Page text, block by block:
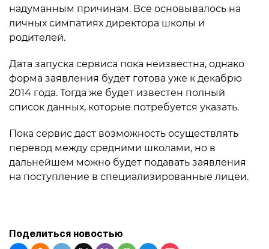
надуманным причинам. Все основывалось на
личных симпатиях директора школы и
родителей.
Дата запуска сервиса пока неизвестна, однако
форма заявления будет готова уже к декабрю
2014 года. Тогда же будет известен полный
список данных, которые потребуется указать.
Пока сервис даст возможность осуществлять
перевод между средними школами, но в
дальнейшем можно будет подавать заявления
на поступление в специализированные лицеи.
Поделиться новостью